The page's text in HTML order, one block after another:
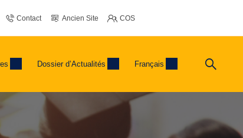
Contact Ancien Site COS
Dossier d’Actualités Français